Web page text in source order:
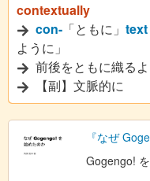
contextually
con- 「ともに」 text
ように」
前後をともに織る
【副】文脈的に
『なぜ
Gogengo!